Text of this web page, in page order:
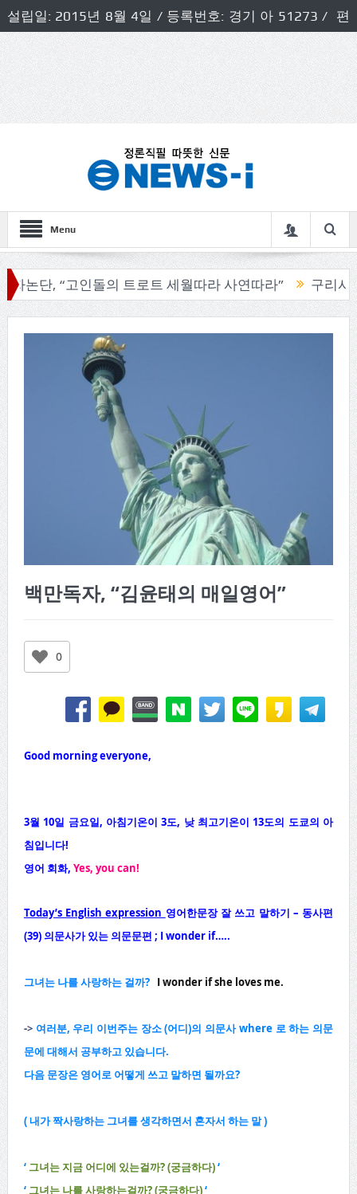
설립일: 2015년 8월 4일 / 등록번호: 경기 아 51273 / 편
집인 및 발행인: 허득천 / 개인정보책임자 및 청소년보호호
책임자: 최상규
Menu
, “고인돌의 트로트 세월따라 사연따라” 구리시의회,
백만독자, “김윤태의 매일영어”
0
Good morning everyone,
3월 10일 금요일, 아침기온이 3도, 낮 최고기온이 13도의 도쿄의 아
침입니다!
영어 회화, Yes, you can!
Today’s English expression 영어한문장 잘 쓰고 말하기 – 동사편
(39) 의문사가 있는 의문문편 ; I wonder if…..
그녀는 나를 사랑하는 걸까? I wonder if she loves me.
->여러분, 우리 이번주는 장소 (어디)의 의문사 where 로 하는 의문
문에 대해서 공부하고 있습니다.
다음 문장은 영어로 어떻게 쓰고 말하면 될까요?
( 내가 짝사랑하는 그녀를 생각하면서 혼자서 하는 말 )
‘ 그녀는 지금 어디에 있는걸까? (궁금하다)‘
‘ 그녀는 나를 사랑하는걸까? (궁금하다)‘